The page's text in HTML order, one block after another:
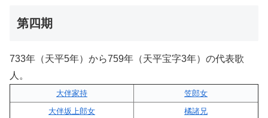
第四期
733年（天平5年）から759年（天平宝字3年）の代表歌
人。
大伴家持
笠郎女
大伴坂上郎女
橘諸兄